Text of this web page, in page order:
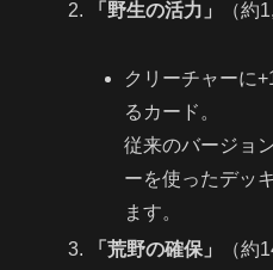
「野生の活力」
（約
クリーチャーに
るカード。
従来のバージョ
ーを使ったデッ
ます。
「荒野の確保」
（約